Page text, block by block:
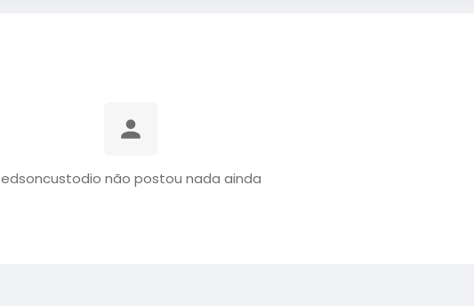
edsoncustodio não postou nada ainda